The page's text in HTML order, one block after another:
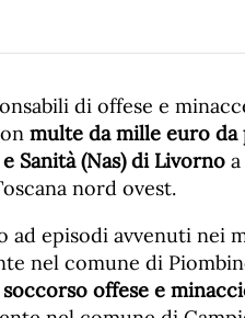
di offese e
multe da mille euro
Sanità (Nas) di Livorno
nord ovest.
ad episodi avvenuti nei
nel comune di
offese e